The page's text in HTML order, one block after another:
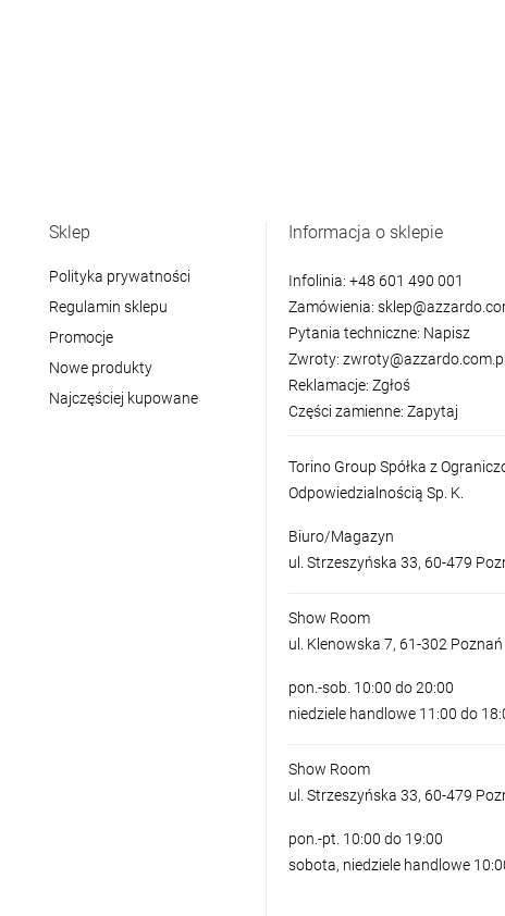
Sklep
Polityka prywatności
Regulamin sklepu
Promocje
Nowe produkty
Najczęściej kupowane
Informacja o sklepie
Infolinia: +48 601 490 001
Zamówienia:
Pytania techniczne: Napisz
Zwroty: zwroty@azzardo.com.pl
Reklamacje: Zgłoś
Części zamienne: Zapytaj
Torino Group Spółka z
Odpowiedzialnością Sp. K.
Biuro/Magazyn
ul. Strzeszyńska 33, 60-479
Show Room
ul. Klenowska 7, 61-302 Poznań
pon.-sob. 10:00 do 20:00
niedziele handlowe 11:00 do
Show Room
ul. Strzeszyńska 33, 60-479
pon.-pt. 10:00 do 19:00
sobota, niedziele handlowe